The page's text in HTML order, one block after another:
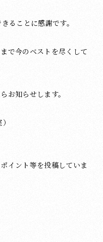
ることに感謝です。
で今のベストを尽くして
お知らせします。
イント等を投稿していま